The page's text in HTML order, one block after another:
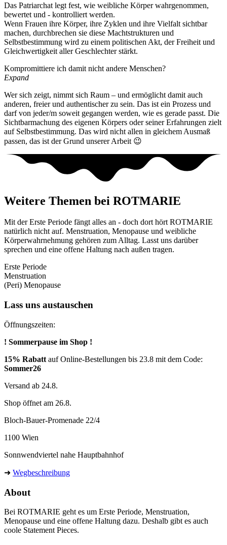
Das Patriarchat legt fest, wie weibliche Körper wahrgenommen,
bewertet und - kontrolliert werden.
Wenn Frauen ihre Körper, ihre Zyklen und ihre Vielfalt sichtbar
machen, durchbrechen sie diese Machtstrukturen und
Selbstbestimmung wird zu einem politischen Akt, der Freiheit und
Gleichwertigkeit aller Geschlechter stärkt.
Kompromittiere ich damit nicht andere Menschen?
Expand
Wer sich zeigt, nimmt sich Raum – und ermöglicht damit auch
anderen, freier und authentischer zu sein. Das ist ein Prozess und
darf von jeder/m soweit gegangen werden, wie es gerade passt. Die
Sichtbarmachung des eigenen Körpers oder seiner Erfahrungen zielt
auf Selbstbestimmung. Das wird nicht allen in gleichem Ausmaß
passen, das ist der Grund unserer Arbeit 😉
Weitere Themen bei ROTMARIE
Mit der Erste Periode fängt alles an - doch dort hört ROTMARIE
natürlich nicht auf. Menstruation, Menopause und weibliche
Körperwahrnehmung gehören zum Alltag. Lasst uns darüber
sprechen und eine offene Haltung nach außen tragen.
Erste Periode
Menstruation
(Peri) Menopause
Lass uns austauschen
Öffnungszeiten:
! Sommerpause im Shop !
15% Rabatt auf Online-Bestellungen bis 23.8 mit dem Code:
Sommer26
Versand ab 24.8.
Shop öffnet am 26.8.
Bloch-Bauer-Promenade 22/4
1100 Wien
Sonnwendviertel nahe Hauptbahnhof
➜ Wegbeschreibung
About
Bei ROTMARIE geht es um Erste Periode, Menstruation,
Menopause und eine offene Haltung dazu. Deshalb gibt es auch
coole Statement Pieces.